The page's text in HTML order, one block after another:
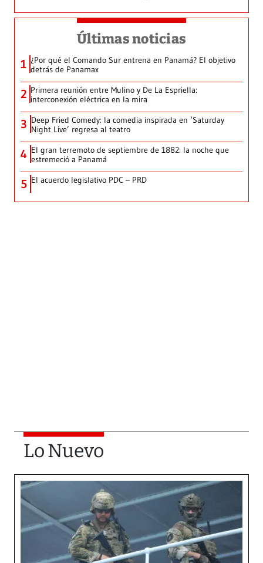
Últimas noticias
1 ¿Por qué el Comando Sur entrena en Panamá? El objetivo
detrás de Panamax
2 Primera reunión entre Mulino y De La Espriella:
interconexión eléctrica en la mira
3 Deep Fried Comedy: la comedia inspirada en ‘Saturday
Night Live’ regresa al teatro
4 El gran terremoto de septiembre de 1882: la noche que
estremeció a Panamá
5 El acuerdo legislativo PDC – PRD
Lo Nuevo